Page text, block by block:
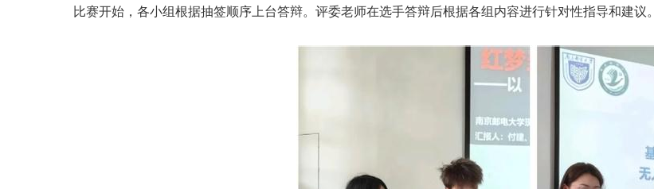
比赛开始，各小组根据抽签顺序上台答辩。评委老师在选手答辩后根据各组内容进行针对性指导和建议。